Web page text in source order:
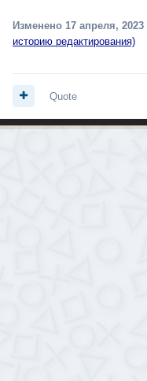
Изменено 17 апреля, 2023
историю редактирования)
Quote